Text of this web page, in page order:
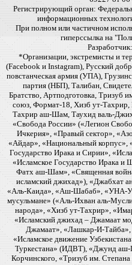
Регистрирующий орган:
информационных
При полном или частичном
гиперссылка на
Разработчик:
*Организации, экстремисты и
(Facebook и Instagram), Русский
повстанческая армия (УПА),
партия (НБП), Талибан,
Братство, Артподготовка, Тризуб
союз, Формат-18, Хизб ут-Тахрир,
Тахрир аш-Шам, Таухид валь-
«Свобода России» («Легион
Ичкерия», «Правый сектор»,
«Айдар», «Национальный корпус»,
Государство Ирака и Сирии»,
«Исламское Государство
Фатх аш-Шам», «Священная
исламский джихад»), «Джабхат
«Аль-Каида», «Аш-Шабаб», «УНА-
мусульмане» («Аль-Ихван аль-
народа», «Хизб ут-Тахрир»,
«Исламский джихад – Джамаат
Джамаат», «Лашкар-И-Тайба»,
«Исламское движение
Туркестана» (ИДВТ), «Джунд
Корчинского, «Тризуб им.